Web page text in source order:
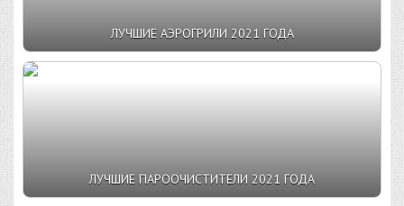
ЛУЧШИЕ АЭРОГРИЛИ 2021 ГОДА
ЛУЧШИЕ ПАРООЧИСТИТЕЛИ 2021 ГОДА